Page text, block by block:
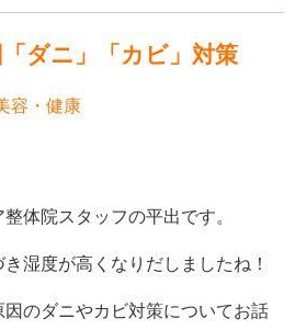
ダニ」「カビ」対策
容・健康
体院スタッフの平出です。
湿度が高くなりだしましたね！
のダニやカビ対策についてお話